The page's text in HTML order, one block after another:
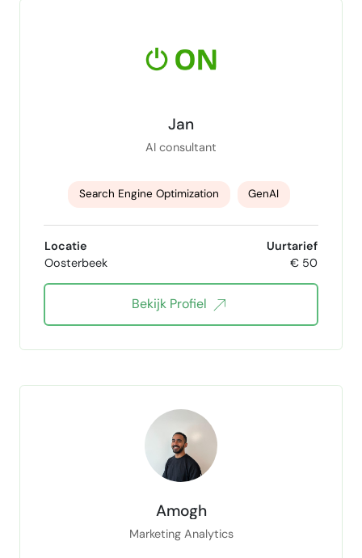
Jan
AI consultant
Search Engine Optimization GenAI
webdevelopment Full Stack Development
Webapplicaties conversion optimization
kunstmatige intelligentie ai
Locatie
Oosterbeek
Uurtarief
€ 50
Bekijk Profiel
Amogh
Marketing Analytics